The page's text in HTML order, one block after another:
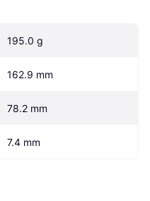
195.0 g
162.9 mm
78.2 mm
7.4 mm